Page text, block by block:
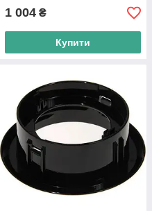
1 004 ₴
Купити